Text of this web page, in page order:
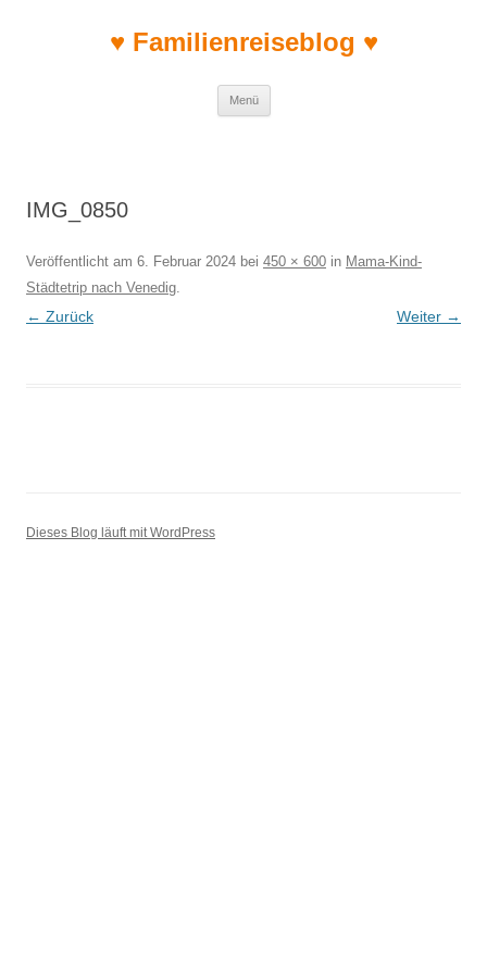
♥ Familienreiseblog ♥
Menü
IMG_0850
Veröffentlicht am 6. Februar 2024 bei 450 × 600 in Mama-Kind-
Städtetrip nach Venedig.
← Zurück Weiter →
Dieses Blog läuft mit WordPress